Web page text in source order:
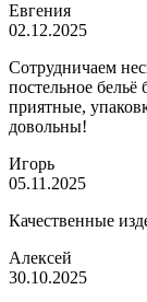
Евгения
02.12.2025
Сотрудничаем
постельное
приятные,
довольны!
Игорь
05.11.2025
Качественные
Алексей
30.10.2025